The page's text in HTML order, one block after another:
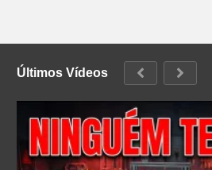
Últimos Vídeos